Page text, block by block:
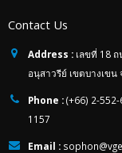
Contact Us
Address : เลขที่ 18
อนุสาวรีย์ เขตบางเขน
Phone :(+66) 2-
1157
Email :